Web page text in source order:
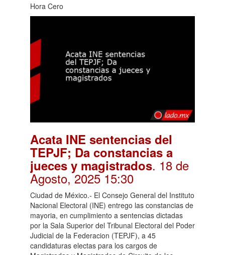
Hora Cero
Acata INE sentencias del
TEPJF; Da constancias a
jueces y magistrados. 18 de
Agosto, 2025 15:30
Ciudad de México.- El Consejo General del Instituto
Nacional Electoral (INE) entrego las constancias de
mayoria, en cumplimiento a sentencias dictadas
por la Sala Superior del Tribunal Electoral del Poder
Judicial de la Federacion (TEPJF), a 45
candidaturas electas para los cargos de